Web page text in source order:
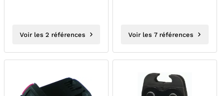
Voir les 2 références Voir les 7 références